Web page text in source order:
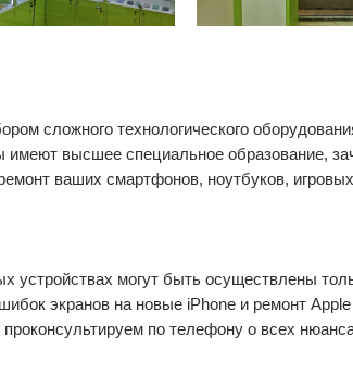
сложного технологического
высшее специальное образование,
ваших смартфонов, ноутбуков,
устройствах могут быть осуществлены
экранов на новые iPhone и ремонт
по телефону о всех